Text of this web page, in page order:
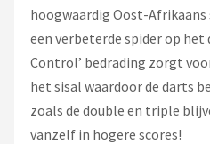
hoogwaardig Oost-Afrikaans
een verbeterde spider op het
Control’ bedrading zorgt
het sisal waardoor de darts
zoals de double en triple
vanzelf in hogere scores!